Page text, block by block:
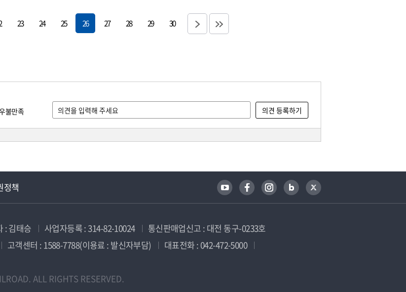
23 24 25 26 27 28 29 30
불만족
정책
: 김태승 사업자등록 : 314-82-10024
통신판매업신고 : 대전 동구-0233호
고객센터 : 1588-7788(이용료 : 발신자부담)
대표전화 : 042-472-5000
ALL RIGHTS RESERVED.